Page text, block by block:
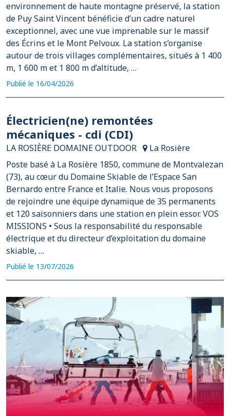
environnement de haute montagne préservé, la station
de Puy Saint Vincent bénéficie d’un cadre naturel
exceptionnel, avec une vue imprenable sur le massif
des Écrins et le Mont Pelvoux. La station s’organise
autour de trois villages complémentaires, situés à 1 400
m, 1 600 m et 1 800 m d’altitude, …
Publié le 16/04/2026
Électricien(ne) remontées
mécaniques - cdi (CDI)
LA ROSIÈRE DOMAINE OUTDOOR
La Rosière
Poste basé à La Rosière 1850, commune de Montvalezan
(73), au cœur du Domaine Skiable de l’Espace San
Bernardo entre France et Italie. Nous vous proposons
de rejoindre une équipe dynamique de 35 permanents
et 120 saisonniers dans une station en plein essor. VOS
MISSIONS • Sous la responsabilité du responsable
électrique et du directeur d’exploitation du domaine
skiable, …
Publié le 13/07/2026